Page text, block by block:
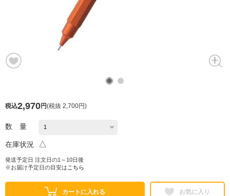
税込2,970円(税抜 2,700円)
数 量
在庫状況 △
発送予定日 注文日の1～10日後
※お届け予定日の目安は こちら
カートに入れる お気に入り